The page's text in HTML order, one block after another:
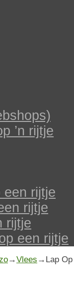
’n rijtje
een rijtje
rijtje
rijtje
een rijtje
→Vlees → Lap